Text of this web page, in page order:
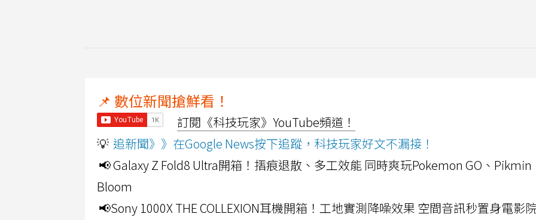
📌 數位新聞搶鮮看！
訂閱《科技玩家》YouTube頻道！
💡 追新聞》》在Google News按下追蹤，科技玩家好文不漏接！
📢 Galaxy Z Fold8 Ultra開箱！摺痕退散、多工效能 同時爽玩Pokemon GO、Pikmin
Bloom
📢Sony 1000X THE COLLEXION耳機開箱！工地實測降噪效果 空間音訊秒置身電影